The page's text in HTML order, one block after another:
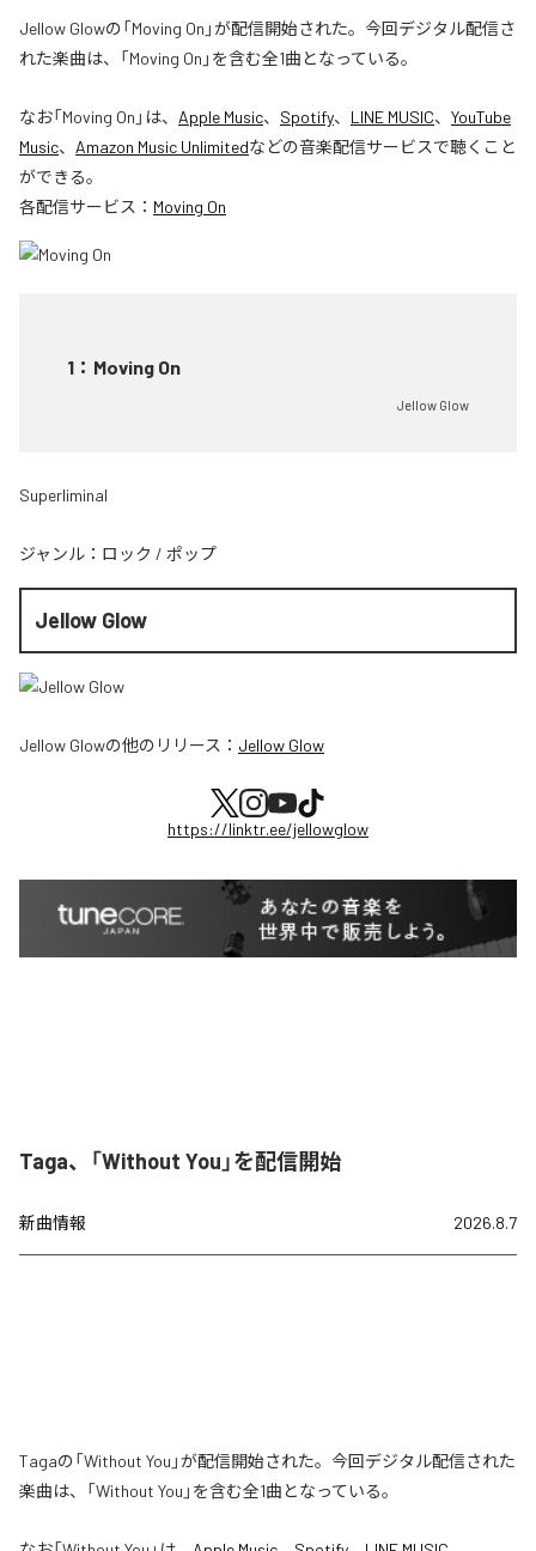
Jellow Glowの「Moving On」が配信開始された。今回デジタル配信さ
れた楽曲は、「Moving On」を含む全1曲となっている。
なお「Moving On 」は、 Apple Music、 Spotify、 LINE MUSIC、 YouTube
Music、 Amazon Music Unlimitedなどの音楽配信サービスで聴くこと
ができる。
各配信サービス： Moving On
1 ： Moving On
Jellow Glow
Superliminal
ジャンル： ロック / ポップ
Jellow Glow
Jellow Glowの他のリリース： Jellow Glow
https://linktr.ee/jellowglow
Taga、「Without You」を配信開始
新曲情報 2026.8.7
Tagaの「Without You」が配信開始された。今回デジタル配信された
楽曲は、「Without You」を含む全1曲となっている。